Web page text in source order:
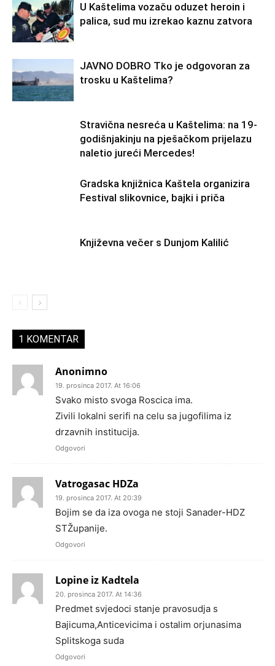
U Kaštelima vozaču oduzet heroin i
palica, sud mu izrekao kaznu zatvora
JAVNO DOBRO Tko je odgovoran za
trosku u Kaštelima?
Stravična nesreća u Kaštelima: na 19-
godišnjakinju na pješačkom prijelazu
naletio jureći Mercedes!
Gradska knjižnica Kaštela organizira
Festival slikovnice, bajki i priča
Književna večer s Dunjom Kalilić
1 KOMENTAR
Anonimno
19. prosinca 2017. At 16:06
Svako misto svoga Roscica ima.
Zivili lokalni serifi na celu sa jugofilima iz
drzavnih institucija.
Odgovori
Vatrogasac HDZa
19. prosinca 2017. At 20:39
Bojim se da iza ovoga ne stoji Sanader-HDZ
STŽupanije.
Odgovori
Lopine iz Kadtela
20. prosinca 2017. At 14:36
Predmet svjedoci stanje pravosudja s
Bajicuma,Anticevicima i ostalim orjunasima
Splitskoga suda
Odgovori